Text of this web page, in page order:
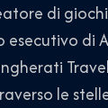
di
di
le